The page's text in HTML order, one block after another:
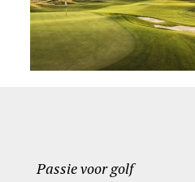
Passie voor golf